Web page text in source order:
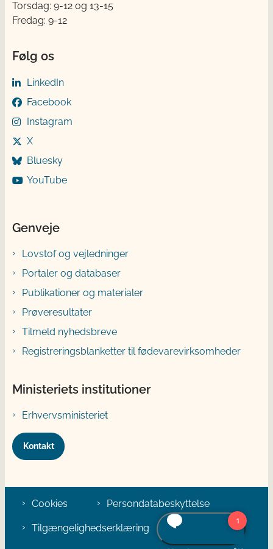
Torsdag: 9-12 og 13-15
Fredag: 9-12
Følg os
LinkedIn
Facebook
Instagram
X
Bluesky
YouTube
Genveje
Lovstof og vejledninger
Portaler og databaser
Publikationer og materialer
Prøveresultater
Tilmeld nyhedsbreve
Registreringsblanketter til fødevarevirksomheder
Ministeriets institutioner
Erhvervsministeriet
Kontakt
Cookies Persondatabeskyttelse
Tilgængelighedserklæring